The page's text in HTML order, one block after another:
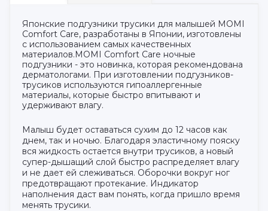
Японские подгузники трусики для малышей MOMI
Comfort Care, разработаны в Японии, изготовлены
с использованием самых качественных
материалов.MOMI Comfort Care ночные
подгузники - это новинка, которая рекомендована
дерматологами. При изготовлении подгузников-
трусиков используются гипоаллергенные
материалы, которые быстро впитывают и
удерживают влагу.
Малыш будет оставаться сухим до 12 часов как
днем, так и ночью. Благодаря эластичному пояску
вся жидкость остается внутри трусиков, а новый
супер-дышащий слой быстро распределяет влагу
и не дает ей слеживаться. Оборочки вокруг ног
предотвращают протекание. Индикатор
наполнения даст вам понять, когда пришло время
менять трусики.